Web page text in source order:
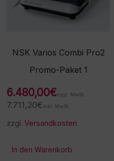
NSK Varios Combi Pro2
Promo-Paket 1
6.480,00€zzgl. MwSt.
7.711,20€ inkl. MwSt.
zzgl.Versandkosten
In den Warenkorb